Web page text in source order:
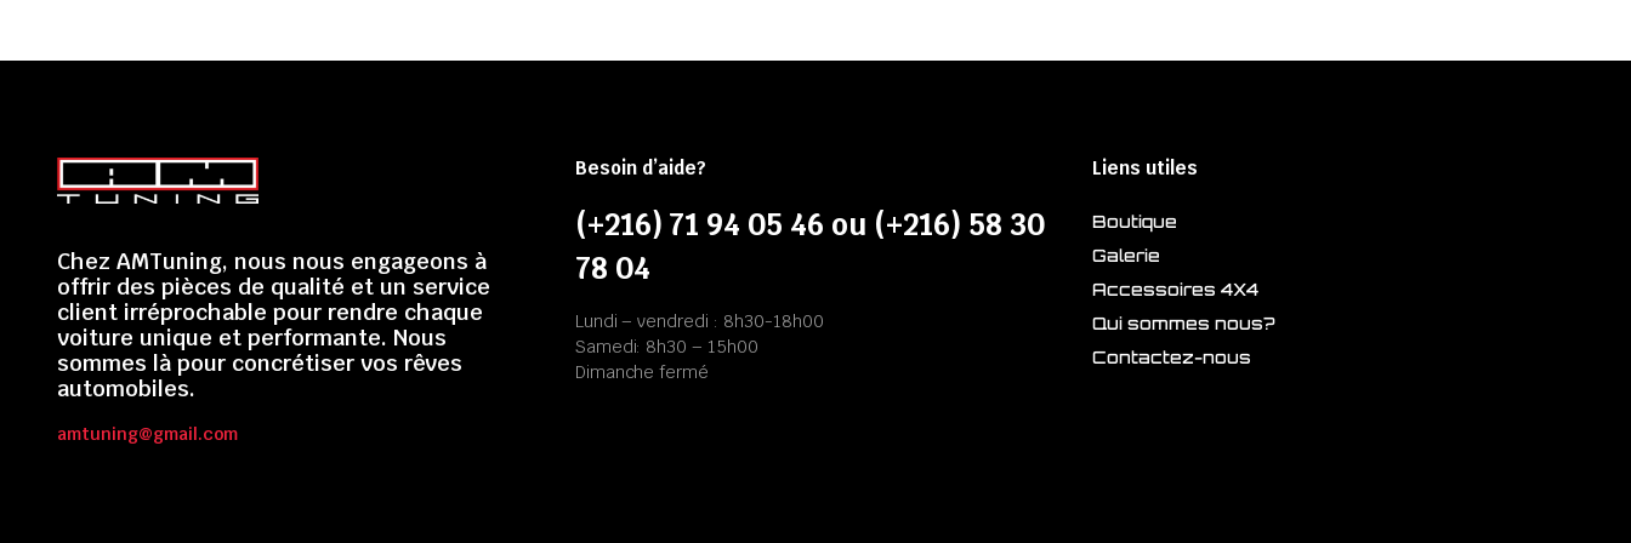
Chez AMTuning, nous nous engageons à
offrir des pièces de qualité et un service
client irréprochable pour rendre chaque
voiture unique et performante. Nous
sommes là pour concrétiser vos rêves
automobiles.
amtuning@gmail.com
Besoin d’aide?
(+216) 71 94 05 46 ou (+216) 58 30
78 04
Lundi – vendredi : 8h30-18h00
Samedi: 8h30 – 15h00
Dimanche fermé
Liens utiles
Boutique
Galerie
Accessoires 4X4
Qui sommes nous?
Contactez-nous